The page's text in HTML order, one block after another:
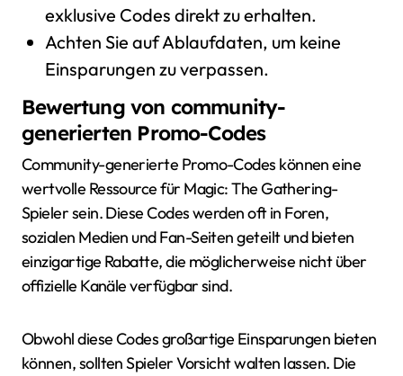
exklusive Codes direkt zu erhalten.
Achten Sie auf Ablaufdaten, um keine
Einsparungen zu verpassen.
Bewertung von community-
generierten Promo-Codes
Community-generierte Promo-Codes können eine
wertvolle Ressource für Magic: The Gathering-
Spieler sein. Diese Codes werden oft in Foren,
sozialen Medien und Fan-Seiten geteilt und bieten
einzigartige Rabatte, die möglicherweise nicht über
offizielle Kanäle verfügbar sind.
Obwohl diese Codes großartige Einsparungen bieten
können, sollten Spieler Vorsicht walten lassen. Die